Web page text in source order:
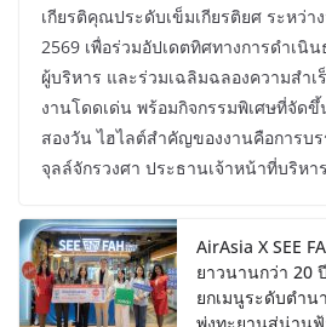
เกียรติคุณประดับเข็มเกียรติยศ ระหว่
2569 เพื่อร่วมอัปเดตทิศทางการดำเนิ
ผู้บริหาร และร่วมเฉลิมฉลองความสำ
งานโดดเด่น พร้อมกิจกรรมพิเศษที่จัด
สองวัน ไฮไลต์สำคัญของงานคือการบ
จุลล์จักรวงศา ประธานเจ้าหน้าที่บริห
AirAsia X SEE
ยาวนานกว่า 20
ยกเมนูระดับตำน